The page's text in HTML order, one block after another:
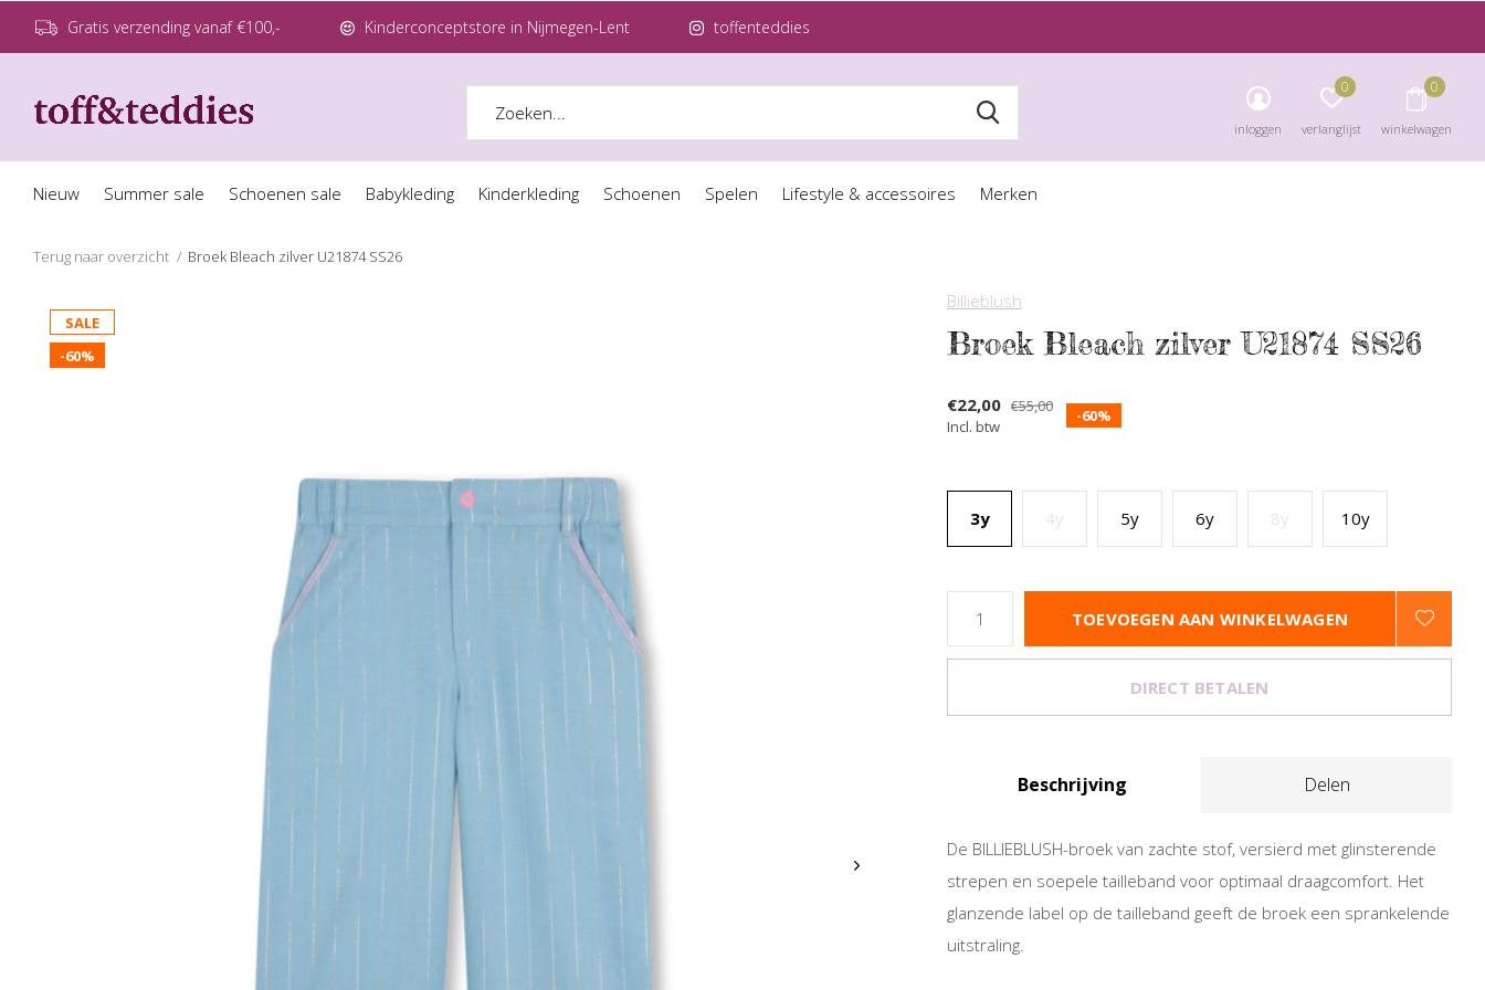
Nieuw Summer sale Schoenen sale Babykleding Kinderkleding Schoenen Spelen Lifestyle & accessoires Merken
inloggen verlanglijst
0
winkelwagen
0
Gratis verzending vanaf €100,- Kinderconceptstore in Nijmegen-Lent toffenteddies
Terug naar overzicht Broek Bleach zilver U21874 SS26
SALE
-60%
Billieblush
Broek Bleach zilver U21874 SS26
€22,00 €55,00
Incl. btw
-60%
3y 4y 5y 6y 8y 10y
TOEVOEGEN AAN WINKELWAGEN
DIRECT BETALEN
Beschrijving Delen
De BILLIEBLUSH-broek van zachte stof, versierd met glinsterende
strepen en soepele tailleband voor optimaal draagcomfort. Het
glanzende label op de tailleband geeft de broek een sprankelende
uitstraling.